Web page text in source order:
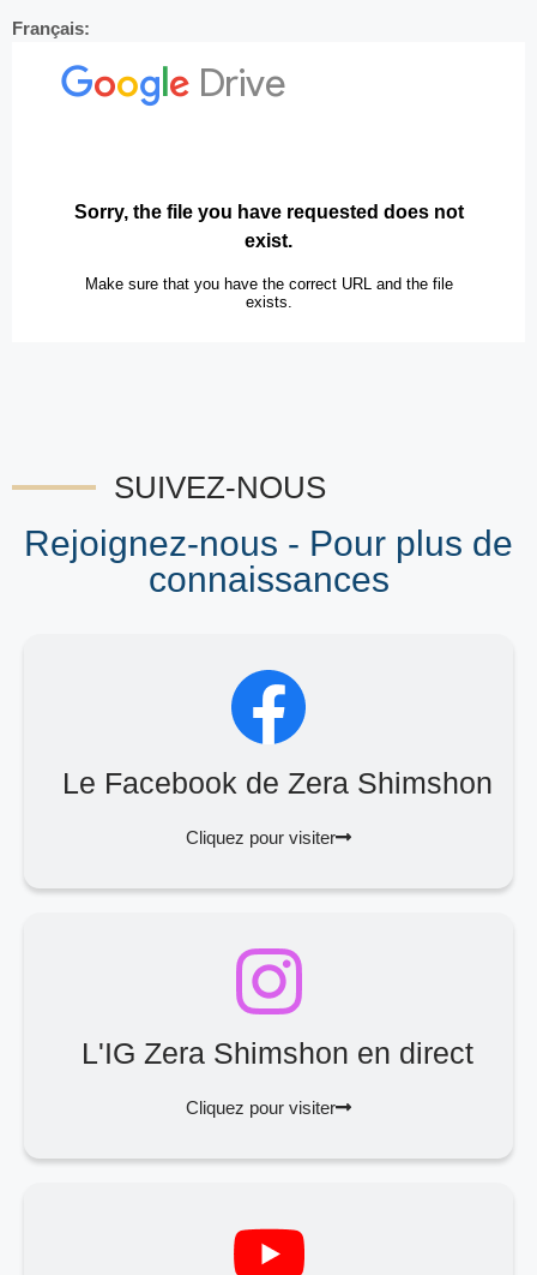
Français:
SUIVEZ-NOUS
Rejoignez-nous - Pour plus de
connaissances
Le Facebook de Zera Shimshon
Cliquez pour visiter
L'IG Zera Shimshon en direct
Cliquez pour visiter